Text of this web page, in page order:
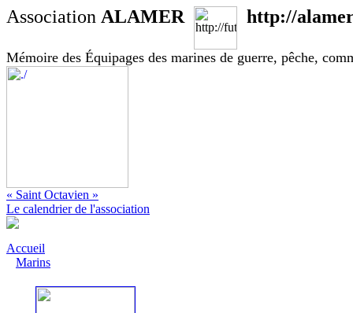
Association ALAMER http://
Mémoire des Équipages des marines de guerre, pêche,
« Saint Octavien »
Le calendrier de l'association
Accueil
Marins